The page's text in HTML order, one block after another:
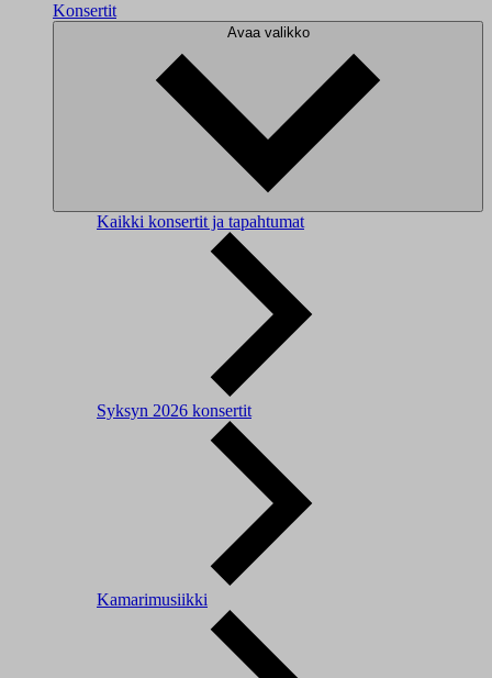
Konsertit
Avaa valikko
Kaikki konsertit ja tapahtumat
Syksyn 2026 konsertit
Kamarimusiikki